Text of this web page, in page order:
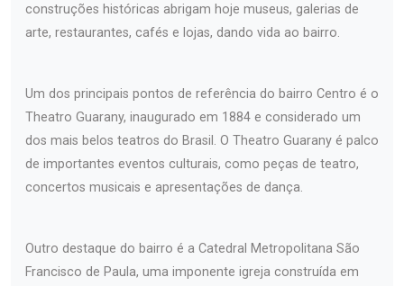
construções históricas abrigam hoje museus, galerias de
arte, restaurantes, cafés e lojas, dando vida ao bairro.
Um dos principais pontos de referência do bairro Centro é o
Theatro Guarany, inaugurado em 1884 e considerado um
dos mais belos teatros do Brasil. O Theatro Guarany é palco
de importantes eventos culturais, como peças de teatro,
concertos musicais e apresentações de dança.
Outro destaque do bairro é a Catedral Metropolitana São
Francisco de Paula, uma imponente igreja construída em